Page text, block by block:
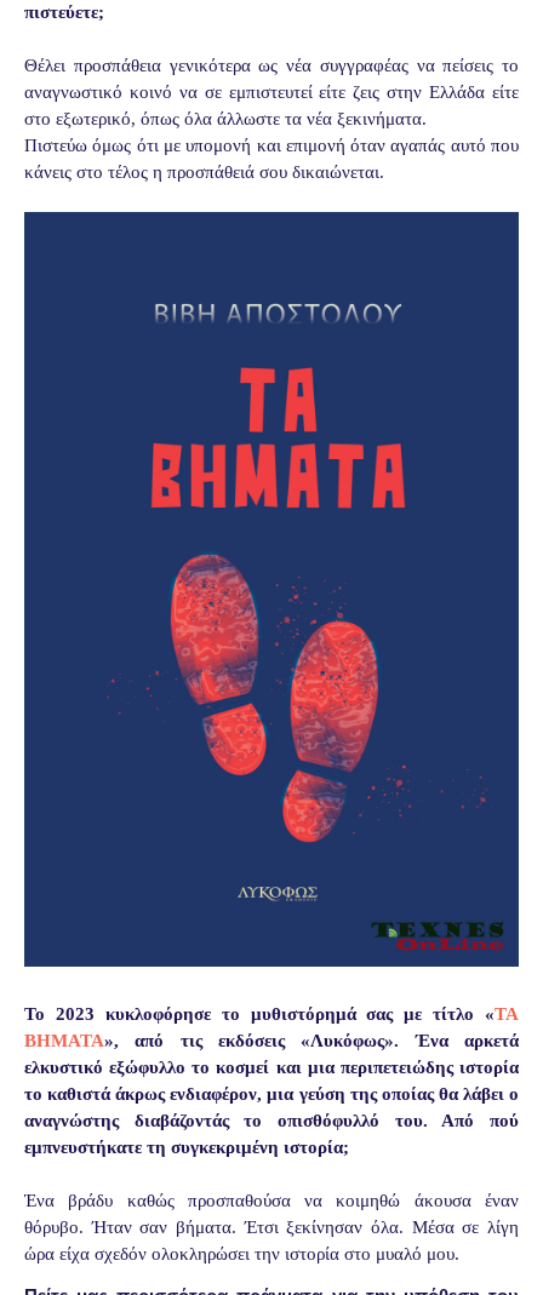
πιστεύετε;
Θέλει προσπάθεια γενικότερα ως νέα συγγραφέας να πείσεις το
αναγνωστικό κοινό να σε εμπιστευτεί είτε ζεις στην Ελλάδα είτε
στο εξωτερικό, όπως όλα άλλωστε τα νέα ξεκινήματα.
Πιστεύω όμως ότι με υπομονή και επιμονή όταν αγαπάς αυτό που
κάνεις στο τέλος η προσπάθειά σου δικαιώνεται.
Το 2023 κυκλοφόρησε το μυθιστόρημά σας με τίτλο «ΤΑ
ΒΗΜΑΤΑ», από τις εκδόσεις «Λυκόφως». Ένα αρκετά
ελκυστικό εξώφυλλο το κοσμεί και μια περιπετειώδης ιστορία
το καθιστά άκρως ενδιαφέρον, μια γεύση της οποίας θα λάβει ο
αναγνώστης διαβάζοντάς το οπισθόφυλλό του. Από πού
εμπνευστήκατε τη συγκεκριμένη ιστορία;
Ένα βράδυ καθώς προσπαθούσα να κοιμηθώ άκουσα έναν
θόρυβο. Ήταν σαν βήματα. Έτσι ξεκίνησαν όλα. Μέσα σε λίγη
ώρα είχα σχεδόν ολοκληρώσει την ιστορία στο μυαλό μου.